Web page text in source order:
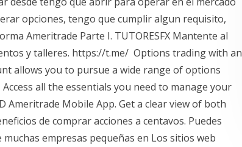
opciones, tengo que cumplir algun requisito,
Ameritrade Parte I. TUTORESFX Mantente al
y talleres. https://t.me/ Options trading with an
allows you to pursue a wide range of options
all the essentials you need to manage your
Ameritrade Mobile App. Get a clear view of both
de comprar acciones a centavos. Puedes
empresas pequeñas en Los sitios web